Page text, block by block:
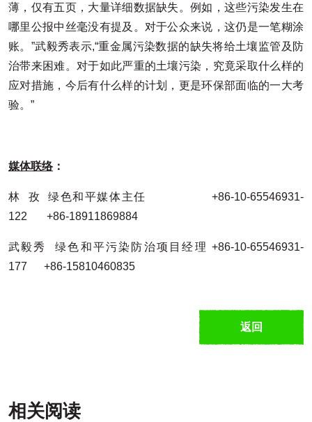
薄，仅有五页，大量详细数据缺失。例如，这些污染发生在
哪里公报中丝毫没有提及。对于公众来说，这仍是一笔糊涂
账。”武毅秀表示,“重金属污染数据的缺失将给土壤监管及防
治带来困难。对于如此严重的土壤污染，究竟采取什么样的
应对措施，今后有什么样的计划，更是环保部面临的一大考
验。”
媒体联络：
林 孜 绿色和平媒体主任 +86-10-65546931-
122 +86-18911869884
武毅秀 绿色和平污染防治项目经理 +86-10-65546931-
177 +86-15810460835
返回
相关阅读